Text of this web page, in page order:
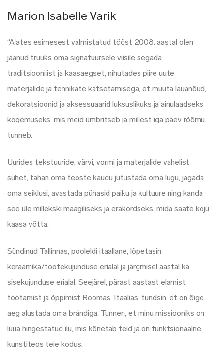
Marion Isabelle Varik
“Alates esimesest valmistatud tööst 2008. aastal olen
jäänud truuks oma signatuursele viisile segada
traditsioonilist ja kaasaegset, nihutades piire uute
materjalide ja tehnikate katsetamisega, et muuta lauanõud,
dekoratsioonid ja aksessuaarid luksuslikuks ja ainulaadseks
kogemuseks, mis meid ümbritseb ja millest iga päev rõõmu
tunneb.
Uurides tekstuuride, värvi, vormi ja materjalide vahelist
suhet, tahan oma teoste kaudu jutustada oma lugu, jagada
oma seiklusi, avastada pühasid paiku ja kultuure ning kanda
see üle millekski maagiliseks ja erakordseks, mida saate koju
kaasa võtta.
Sündinud Tallinnas, pooleldi itaallane, lõpetasin
keraamika/tootekujunduse erialal ja järgmisel aastal ka
sisekujunduse erialal. Seejärel, pärast aastast elamist,
töötamist ja õppimist Roomas, Itaalias, tundsin, et on õige
aeg alustada oma brändiga. Tunnen, et minu missiooniks on
luua hingestatud ilu, mis kõnetab teid ja on funktsionaalne
kunstiteos teie kodus.